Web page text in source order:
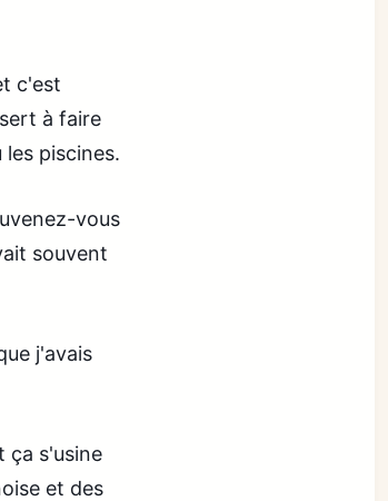
c'est
à faire
piscines.
vous
souvent
j'avais
ça s'usine
et des